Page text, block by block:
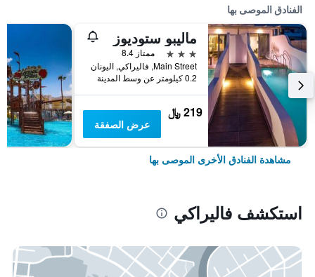
الفنادق الموصى بها
ماليبو ستوديوز
3 نجوم
ممتاز 8.4
Main Street, فاليراكي, اليونان
0.2 كيلومتر عن وسط المدينة
219 ﷼
عرض الصفقة
مشاهدة الفنادق الأخرى الموصى بها
استكشف فاليراكي